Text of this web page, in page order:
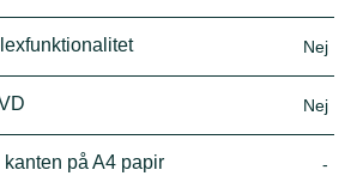
Nej
Nej
kanten på A4 papir -